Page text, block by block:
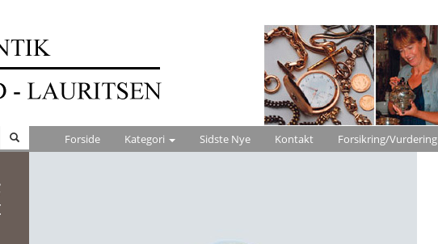
Forside Kategori Sidste Nye Kontakt Forsikring/Vurdering